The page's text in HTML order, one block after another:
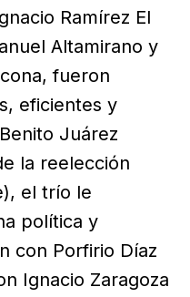
Ramírez El
Altamirano y
fueron
eficientes y
Juárez
la reelección
el trío le
política y
con Porfirio Díaz
Ignacio Zaragoza